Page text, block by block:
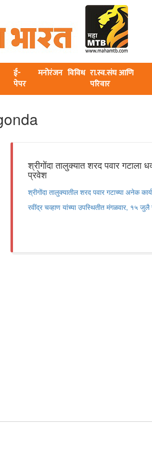
ई-
पेपर
मनोरंजन विविध रा.स्व.संघ आणि
परिवार
श्रीगोंदा तालुक्यात शरद पवार गटाला
प्रवेश
श्रीगोंदा तालुक्यातील शरद पवार गटाच्या अनेक
रवींद्र चव्हाण यांच्या उपस्थितीत मंगळवार, १५ जुलै